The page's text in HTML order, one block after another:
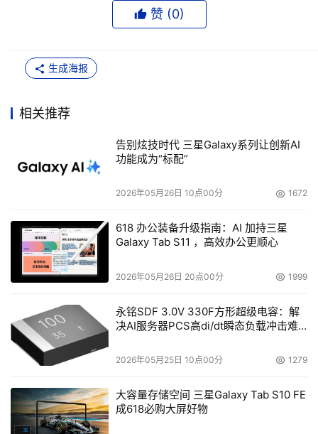
业标准服务由三年调整到了一年。一位中小企业用户对此颇
有感慨，我们缺乏大量的资金，但也重视服务器产品的性比
办法用吧。
市场确实存在着低价的误区，那就是低价的服务器在性能、
低价并非低品质
所谓低价服务器，很多人都认为，它只不过就是大个
的高档PC相差不远。其实并非如此，之所以让消费者觉得
它是大个PC的原因，就是现在的PC服务器大多采用Intel 架
构的、通用的开放体系结构，因此，所以从表面看起来与
PC非常相似，而实质上，PC服务器采用的软硬件都是专用
产品。根据记者对相关服务器厂商的采访，他们一致认为，
对于中小企业使用的低价PC服务器也应该满足以下的性能
指标，即可管理性、可用性、可扩展性、安全性及可靠性。
服务器应该是高度可扩展的，可扩展是指服务器的硬
件配置，如内存、适配器、硬盘、处理器等，可以在原有的
基础上根据需要很方便地增加。
服务器的可用性，其实就是要求服务器具有很高的可
赞 (0)
生成海报
相关推荐
告别炫技时代 三星Galaxy系列让创新AI
功能成为“标配”
2026年05月26日 10点00分 1672
618 办公装备升级指南：AI 加持三星
Galaxy Tab S11 ，高效办公更顺心
2026年05月26日 20点00分 1999
永铭SDF 3.0V 330F方形超级电容：解
决AI服务器PCS高di/dt瞬态负载冲击难
2026年05月25日 10点00分 1279
大容量存储空间 三星Galaxy Tab S10 FE
成618必购大屏好物